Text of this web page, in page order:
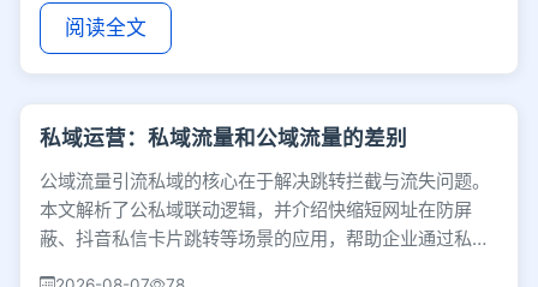
阅读全文
私域运营：私域流量和公域流量的差别
公域流量引流私域的核心在于解决跳转拦截与流失问题。
本文解析了公私域联动逻辑，并介绍快缩短网址在防屏
蔽、抖音私信卡片跳转等场景的应用，帮助企业通过私域